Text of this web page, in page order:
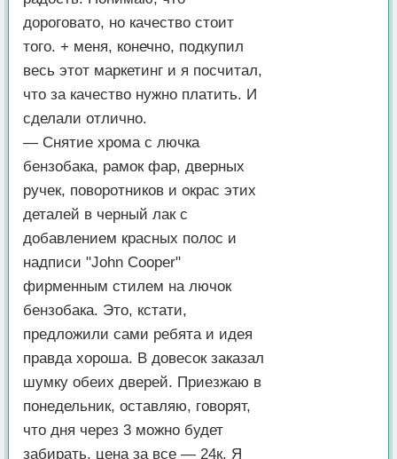
дороговато, но качество стоит
того. + меня, конечно, подкупил
весь этот маркетинг и я посчитал,
что за качество нужно платить. И
сделали отлично.
— Снятие хрома с лючка
бензобака, рамок фар, дверных
ручек, поворотников и окрас этих
деталей в черный лак с
добавлением красных полос и
надписи "John Cooper"
фирменным стилем на лючок
бензобака. Это, кстати,
предложили сами ребята и идея
правда хороша. В довесок заказал
шумку обеих дверей. Приезжаю в
понедельник, оставляю, говорят,
что дня через 3 можно будет
забирать, цена за все — 24к. Я